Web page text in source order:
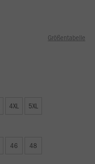
Größentabelle
4XL 5XL
46 48